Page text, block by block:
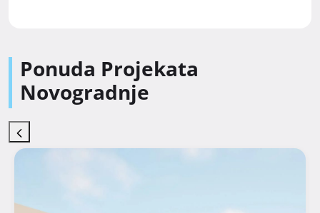
Ponuda Projekata
Novogradnje